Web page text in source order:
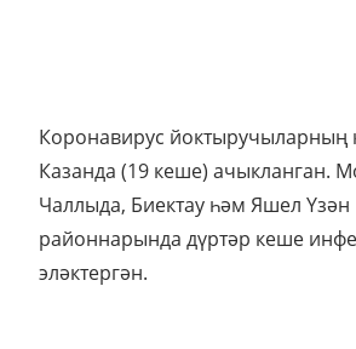
Коронавирус йоктыручыларның
Казанда (19 кеше) ачыкланган.
Чаллыда, Биектау һәм Яшел Үзән
районнарында дүртәр кеше
эләктергән.